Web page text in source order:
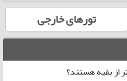
تورهای خارجی
از بقیه هستند؟